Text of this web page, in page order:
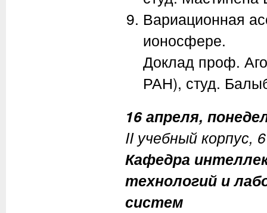
Вариационная
ионосфере.
Доклад проф.
РАН), студ.
16 апреля,
II учебный корпус,
Кафедра
технологий и
систем